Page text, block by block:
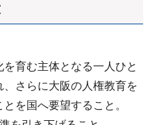
育む主体となる一人ひと
さらに大阪の人権教育を
を国へ要望すること。